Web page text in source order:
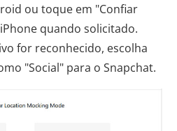
ou toque em "Confiar
quando solicitado.
for reconhecido, escolha
"Social" para o Snapchat.